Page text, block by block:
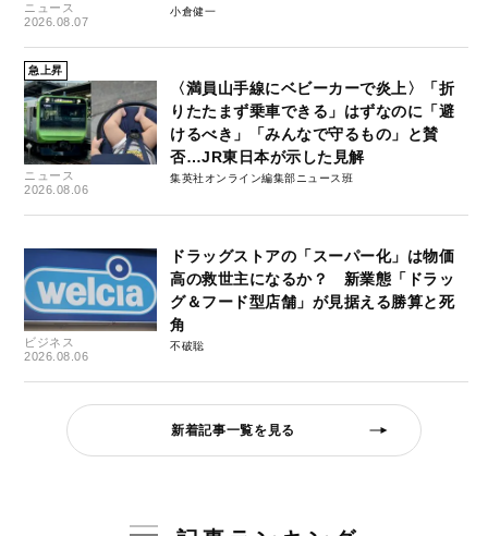
ニュース
2026.08.07
小倉健一
急上昇
ニュース
2026.08.06
〈満員山手線にベビーカーで炎上〉「折
りたたまず乗車できる」はずなのに「避
けるべき」「みんなで守るもの」と賛
否…JR東日本が示した見解
集英社オンライン編集部ニュース班
ビジネス
2026.08.06
ドラッグストアの「スーパー化」は物価
高の救世主になるか？ 新業態「ドラッ
グ＆フード型店舗」が見据える勝算と死
角
不破聡
新着記事一覧を見る